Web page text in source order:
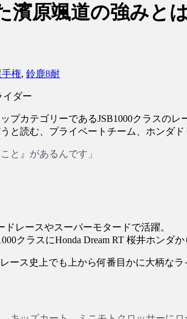
濱原颯道の強みと
権, 鈴鹿8耐
プカテゴリーであるJSB1000クラスの
読む、プライベートチーム、ホンダド
と』があるんです」
レースやスーパーモタードで活躍。
クラスにHonda Dream RT 桜井ホンダか
ース史上でも上から何番目かに大柄な